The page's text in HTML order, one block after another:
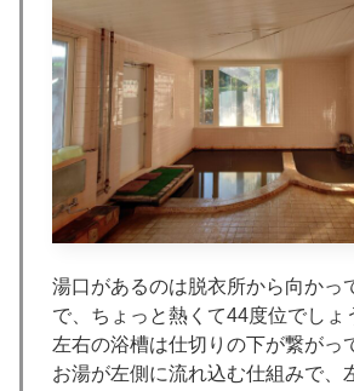
湯口があるのは脱衣所から向かっ
で、ちょっと熱くて44度位でしょ
左右の浴槽は仕切りの下が繋がっ
お湯が左側に流れ込む仕組みで、